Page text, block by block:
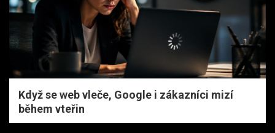
Když se web vleče, Google i zákazníci mizí
během vteřin